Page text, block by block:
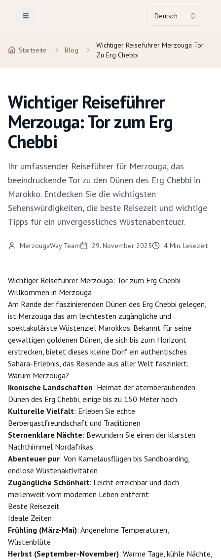
Toggle Menu Deutsch
Startseite Blog
Wichtiger Reisefuhrer Merzouga Tor
Zu Erg Chebbi
Wichtiger Reiseführer
Merzouga: Tor zum Erg
Chebbi
Ihr umfassender Reiseführer für Merzouga, das
beeindruckende Tor zu den Dünen des Erg Chebbi in
Marokko. Entdecken Sie die wichtigsten
Sehenswürdigkeiten, die beste Reisezeit und wichtige
Tipps für ein unvergessliches Wüstenabenteuer.
MerzougaWay Team 29. November 2025 4 Min. Lesezeit
Wichtiger Reiseführer Merzouga: Tor zum Erg Chebbi
Willkommen in Merzouga
Am Rande der faszinierenden Dünen des Erg Chebbi gelegen,
ist Merzouga das am leichtesten zugängliche und
spektakulärste Wüstenziel Marokkos. Bekannt für seine
gewaltigen goldenen Dünen, die sich bis zum Horizont
erstrecken, bietet dieses kleine Dorf ein authentisches
Sahara-Erlebnis, das Reisende aus aller Welt fasziniert.
Warum Merzouga?
Ikonische Landschaften: Heimat der atemberaubenden
Dünen des Erg Chebbi, einige bis zu 150 Meter hoch
Kulturelle Vielfalt: Erleben Sie echte
Berbergastfreundschaft und Traditionen
Sternenklare Nächte: Bewundern Sie einen der klarsten
Nachthimmel Nordafrikas
Abenteuer pur: Von Kamelausflügen bis Sandboarding,
endlose Wüstenaktivitäten
Zugängliche Schönheit: Leicht erreichbar und doch
meilenweit vom modernen Leben entfernt
Beste Reisezeit
Ideale Zeiten:
Frühling (März-Mai): Angenehme Temperaturen,
Wüstenblüte
Herbst (September-November): Warme Tage, kühle Nächte,